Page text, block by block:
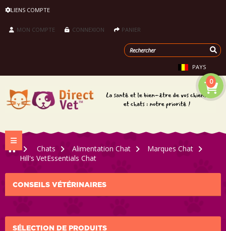
LIENS COMPTE
MON COMPTE CONNEXION PANIER
PAYS
0
Navigation bascule
>
Chats > Alimentation Chat >
Marques Chat
Hill's VetEssentials Chat
CONSEILS VÉTÉRINAIRES
SÉLECTION DE PRODUITS